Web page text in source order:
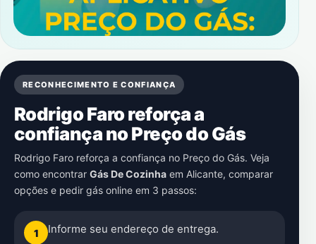
RECONHECIMENTO E CONFIANÇA
Rodrigo Faro reforça a
confiança no Preço do Gás
Rodrigo Faro reforça a confiança no Preço do Gás. Veja
como encontrar Gás De Cozinha em Alicante, comparar
opções e pedir gás online em 3 passos:
1 Informe seu endereço de entrega.